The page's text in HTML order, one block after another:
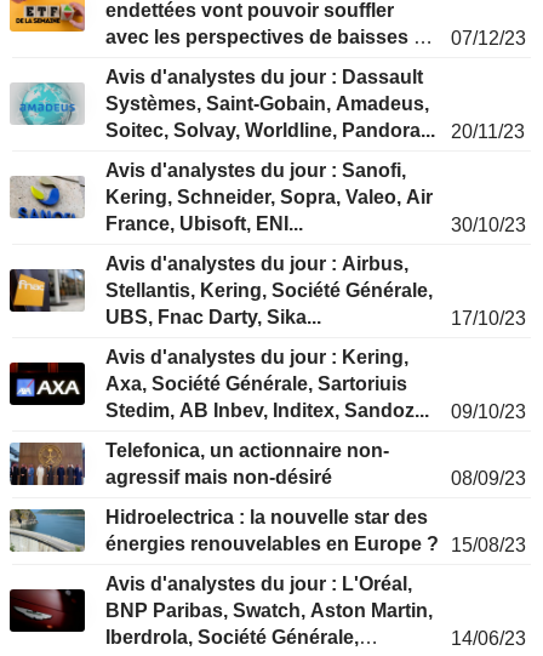
endettées vont pouvoir souffler
avec les perspectives de baisses de
07/12/23
Avis d'analystes du jour : Dassault
Systèmes, Saint-Gobain, Amadeus,
Soitec, Solvay, Worldline, Pandora...
20/11/23
Avis d'analystes du jour : Sanofi,
Kering, Schneider, Sopra, Valeo, Air
France, Ubisoft, ENI...
30/10/23
Avis d'analystes du jour : Airbus,
Stellantis, Kering, Société Générale,
UBS, Fnac Darty, Sika...
17/10/23
Avis d'analystes du jour : Kering,
Axa, Société Générale, Sartoriuis
Stedim, AB Inbev, Inditex, Sandoz...
09/10/23
Telefonica, un actionnaire non-
agressif mais non-désiré
08/09/23
Hidroelectrica : la nouvelle star des
énergies renouvelables en Europe ?
15/08/23
Avis d'analystes du jour : L'Oréal,
BNP Paribas, Swatch, Aston Martin,
Iberdrola, Société Générale,
14/06/23